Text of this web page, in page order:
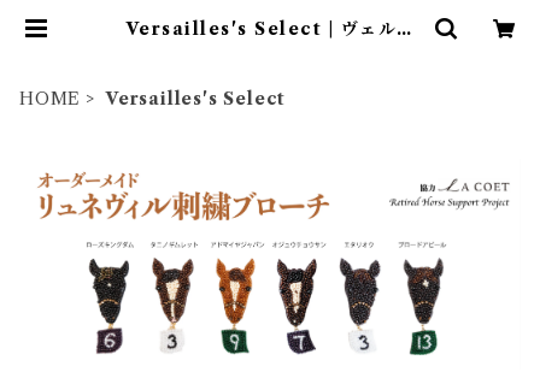
Versailles's Select | ヴェルサ
HOME Versailles's Select